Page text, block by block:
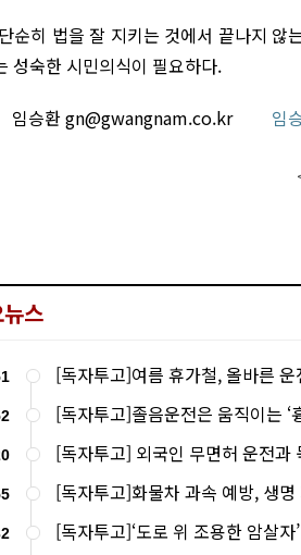
순히 법을 잘 지키는 것에서 끝나지
성숙한 시민의식이 필요하다.
임승환 gn@gwangnam.co.kr
임
스
[독자투고]여름 휴가철, 올바른 운
[독자투고]졸음운전은 움직이는 ‘
[독자투고] 외국인 무면허 운전과
[독자투고]화물차 과속 예방, 생
[독자투고]‘도로 위 조용한 암살자